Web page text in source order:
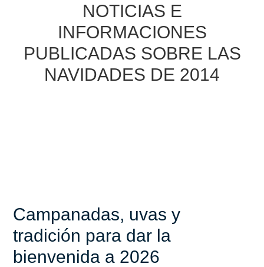
NOTICIAS E
INFORMACIONES
PUBLICADAS SOBRE LAS
NAVIDADES DE 2014
Campanadas, uvas y
tradición para dar la
bienvenida a 2026